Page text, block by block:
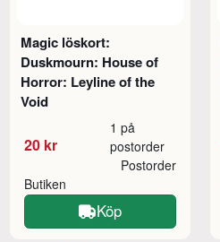
Magic löskort:
Duskmourn: House of
Horror: Leyline of the
Void
20 kr
1 på
postorder
Butiken
Postorder
Köp